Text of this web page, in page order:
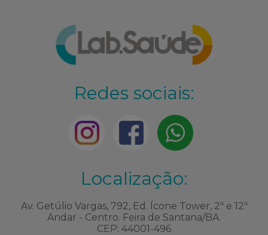
Redes sociais:
Localização:
Av. Getúlio Vargas, 792, Ed. Ícone Tower, 2º e 12º
Andar - Centro. Feira de Santana/BA.
CEP: 44001-496